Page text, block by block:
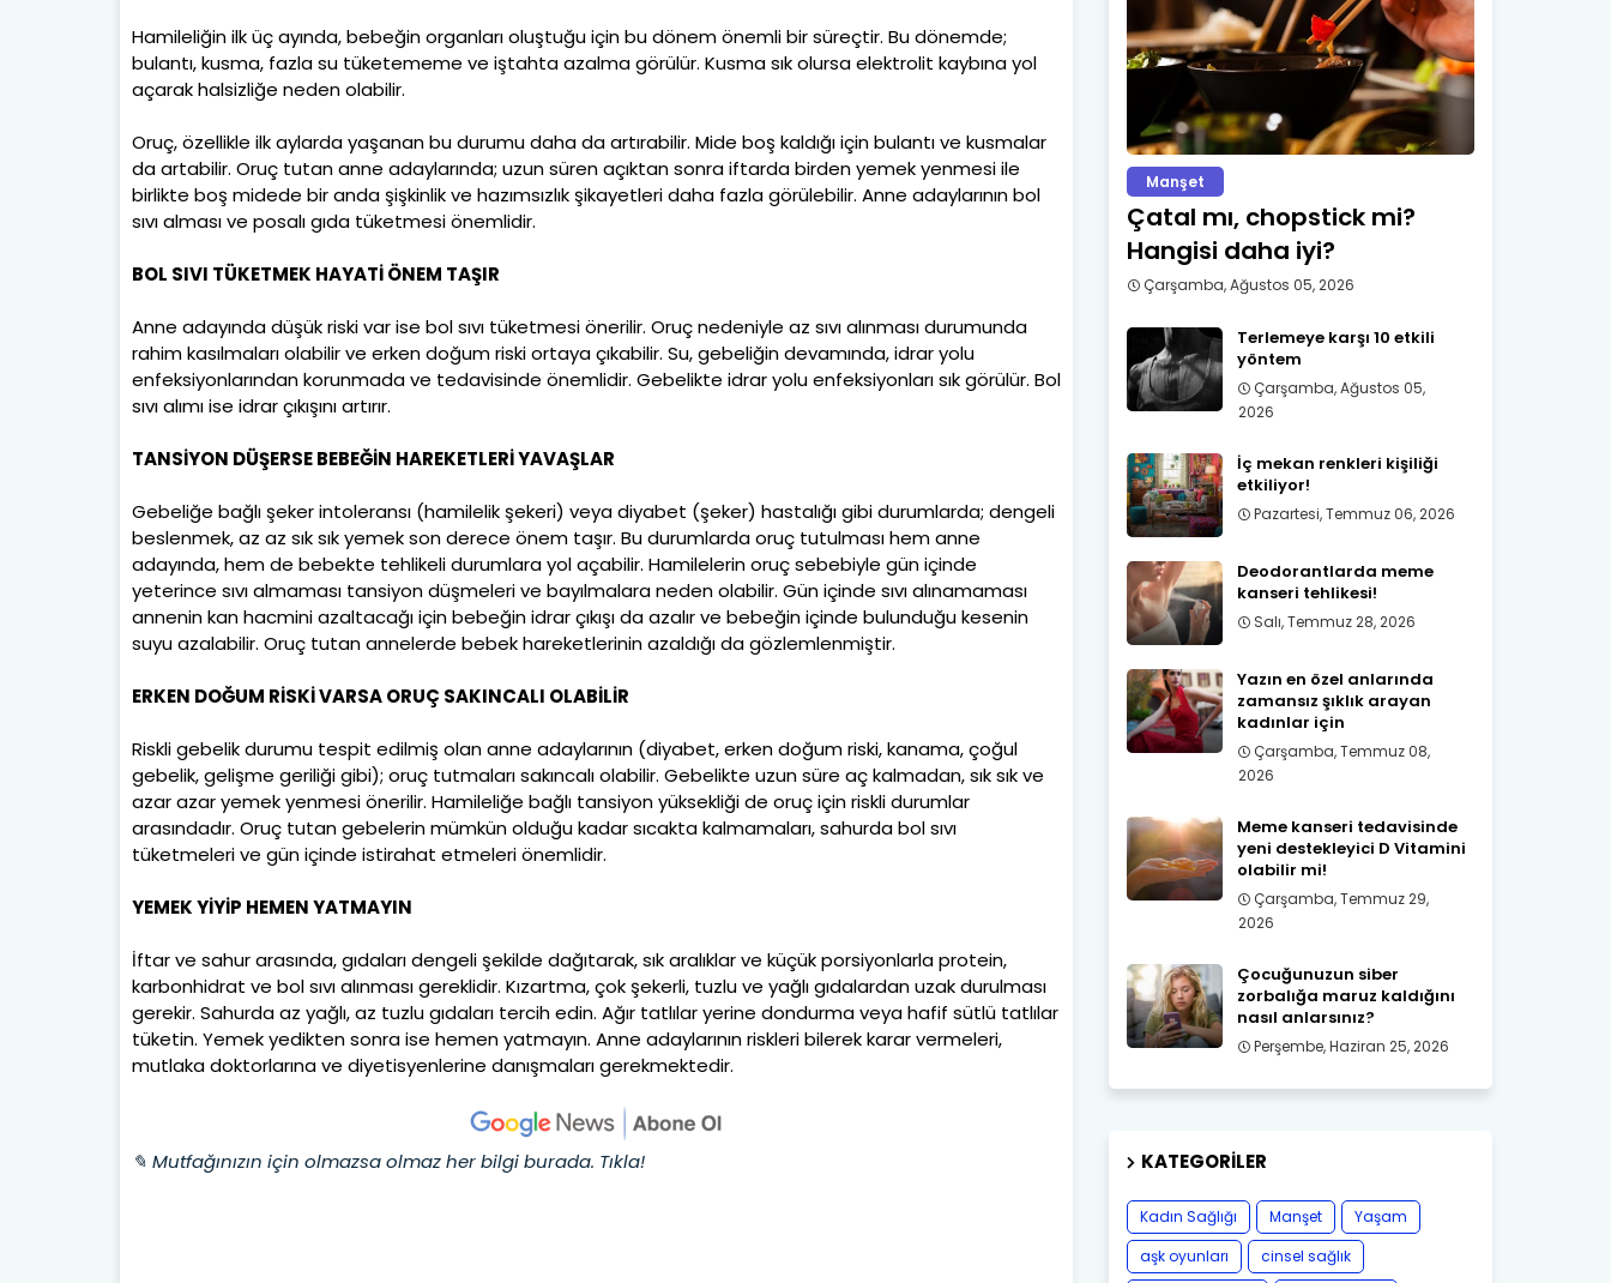
Hamileliğin ilk üç ayında, bebeğin organları oluştuğu için bu dönem önemli bir süreçtir. Bu dönemde;
bulantı, kusma, fazla su tüketememe ve iştahta azalma görülür. Kusma sık olursa elektrolit kaybına yol
açarak halsizliğe neden olabilir.
Oruç, özellikle ilk aylarda yaşanan bu durumu daha da artırabilir. Mide boş kaldığı için bulantı ve kusmalar
da artabilir. Oruç tutan anne adaylarında; uzun süren açıktan sonra iftarda birden yemek yenmesi ile
birlikte boş midede bir anda şişkinlik ve hazımsızlık şikayetleri daha fazla görülebilir. Anne adaylarının bol
sıvı alması ve posalı gıda tüketmesi önemlidir.
BOL SIVI TÜKETMEK HAYATİ ÖNEM TAŞIR
Anne adayında düşük riski var ise bol sıvı tüketmesi önerilir. Oruç nedeniyle az sıvı alınması durumunda
rahim kasılmaları olabilir ve erken doğum riski ortaya çıkabilir. Su, gebeliğin devamında, idrar yolu
enfeksiyonlarından korunmada ve tedavisinde önemlidir. Gebelikte idrar yolu enfeksiyonları sık görülür. Bol
sıvı alımı ise idrar çıkışını artırır.
TANSİYON DÜŞERSE BEBEĞİN HAREKETLERİ YAVAŞLAR
Gebeliğe bağlı şeker intoleransı (hamilelik şekeri) veya diyabet (şeker) hastalığı gibi durumlarda; dengeli
beslenmek, az az sık sık yemek son derece önem taşır. Bu durumlarda oruç tutulması hem anne
adayında, hem de bebekte tehlikeli durumlara yol açabilir. Hamilelerin oruç sebebiyle gün içinde
yeterince sıvı almaması tansiyon düşmeleri ve bayılmalara neden olabilir. Gün içinde sıvı alınamaması
annenin kan hacmini azaltacağı için bebeğin idrar çıkışı da azalır ve bebeğin içinde bulunduğu kesenin
suyu azalabilir. Oruç tutan annelerde bebek hareketlerinin azaldığı da gözlemlenmiştir.
ERKEN DOĞUM RİSKİ VARSA ORUÇ SAKINCALI OLABİLİR
Riskli gebelik durumu tespit edilmiş olan anne adaylarının (diyabet, erken doğum riski, kanama, çoğul
gebelik, gelişme geriliği gibi); oruç tutmaları sakıncalı olabilir. Gebelikte uzun süre aç kalmadan, sık sık ve
azar azar yemek yenmesi önerilir. Hamileliğe bağlı tansiyon yüksekliği de oruç için riskli durumlar
arasındadır. Oruç tutan gebelerin mümkün olduğu kadar sıcakta kalmamaları, sahurda bol sıvı
tüketmeleri ve gün içinde istirahat etmeleri önemlidir.
YEMEK YİYİP HEMEN YATMAYIN
İftar ve sahur arasında, gıdaları dengeli şekilde dağıtarak, sık aralıklar ve küçük porsiyonlarla protein,
karbonhidrat ve bol sıvı alınması gereklidir. Kızartma, çok şekerli, tuzlu ve yağlı gıdalardan uzak durulması
gerekir. Sahurda az yağlı, az tuzlu gıdaları tercih edin. Ağır tatlılar yerine dondurma veya hafif sütlü tatlılar
tüketin. Yemek yedikten sonra ise hemen yatmayın. Anne adaylarının riskleri bilerek karar vermeleri,
mutlaka doktorlarına ve diyetisyenlerine danışmaları gerekmektedir.
✎ Mutfağınızın için olmazsa olmaz her bilgi burada. Tıkla!
Manşet
Çatal mı, chopstick mi?
Hangisi daha iyi?
Çarşamba, Ağustos 05, 2026
Terlemeye karşı 10 etkili
yöntem
Çarşamba, Ağustos 05,
2026
İç mekan renkleri kişiliği
etkiliyor!
Pazartesi, Temmuz 06, 2026
Deodorantlarda meme
kanseri tehlikesi!
Salı, Temmuz 28, 2026
Yazın en özel anlarında
zamansız şıklık arayan
kadınlar için
Çarşamba, Temmuz 08,
2026
Meme kanseri tedavisinde
yeni destekleyici D Vitamini
olabilir mi!
Çarşamba, Temmuz 29,
2026
Çocuğunuzun siber
zorbalığa maruz kaldığını
nasıl anlarsınız?
Perşembe, Haziran 25, 2026
KATEGORILER
Kadın Sağlığı Manşet
Yaşam
aşk oyunları
cinsel sağlık